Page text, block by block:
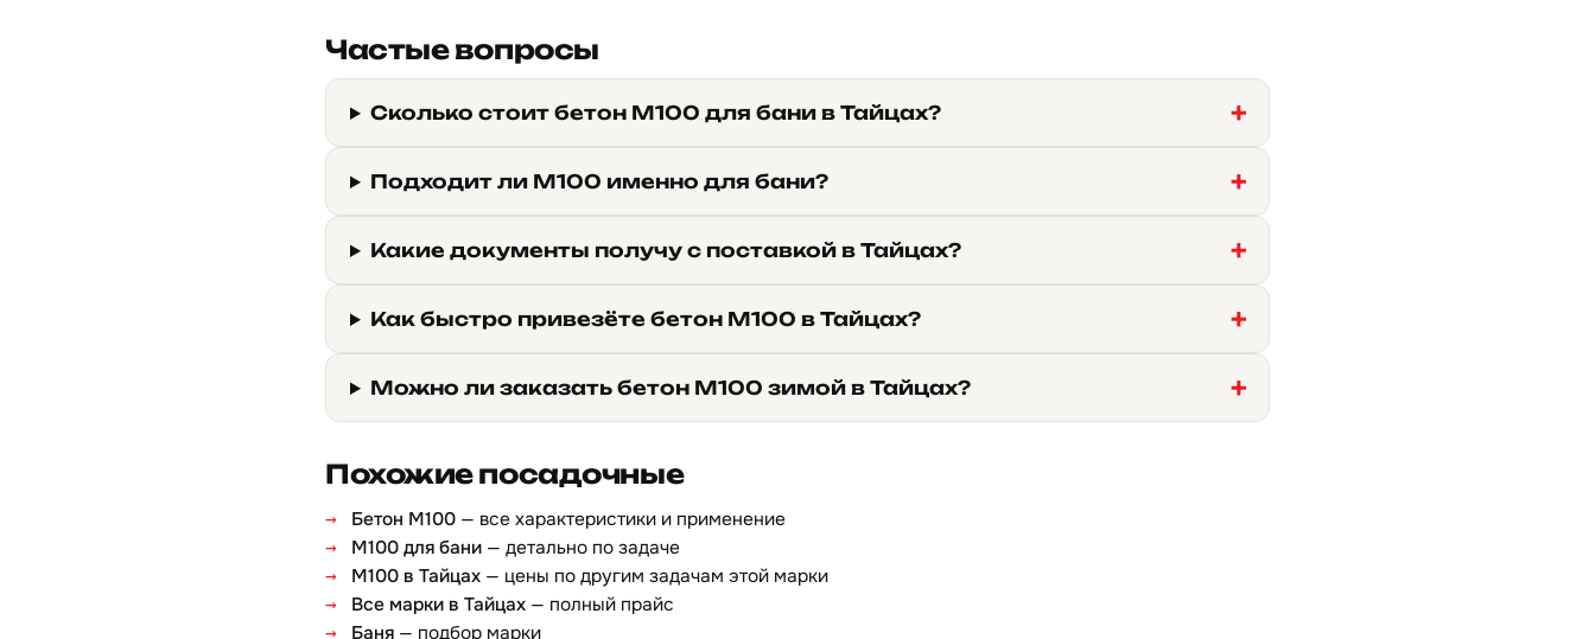
Частые вопросы
Сколько стоит бетон М100 для бани в Тайцах?
Подходит ли М100 именно для бани?
Какие документы получу с поставкой в Тайцах?
Как быстро привезёте бетон М100 в Тайцах?
Можно ли заказать бетон М100 зимой в Тайцах?
Похожие посадочные
Бетон М100 — все характеристики и применение
М100 для бани — детально по задаче
М100 в Тайцах — цены по другим задачам этой марки
Все марки в Тайцах — полный прайс
Баня — подбор марки